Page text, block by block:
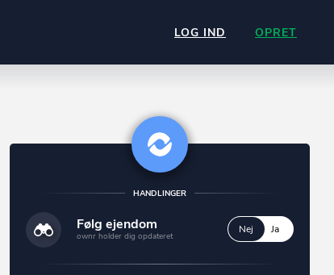
LOG IND OPRET
HANDLINGER
Følg ejendom
ownr holder dig opdateret
Nej Ja